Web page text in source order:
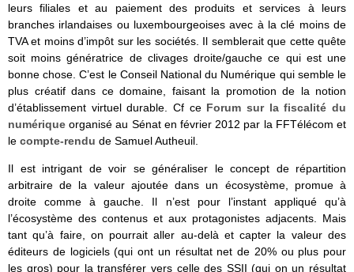
leurs filiales et au paiement des produits et services à leurs
branches irlandaises ou luxembourgeoises avec à la clé moins de
TVA et moins d’impôt sur les sociétés. Il semblerait que cette quête
soit moins génératrice de clivages droite/gauche ce qui est une
bonne chose. C’est le Conseil National du Numérique qui semble le
plus créatif dans ce domaine, faisant la promotion de la notion
d’établissement virtuel durable. Cf ce Forum sur la fiscalité du
numérique organisé au Sénat en février 2012 par la FFTélécom et
le compte-rendu de Samuel Autheuil.
Il est intrigant de voir se généraliser le concept de répartition
arbitraire de la valeur ajoutée dans un écosystème, promue à
droite comme à gauche. Il n’est pour l’instant appliqué qu’à
l’écosystème des contenus et aux protagonistes adjacents. Mais
tant qu’à faire, on pourrait aller au-delà et capter la valeur des
éditeurs de logiciels (qui ont un résultat net de 20% ou plus pour
les gros) pour la transférer vers celle des SSII (qui on un résultat